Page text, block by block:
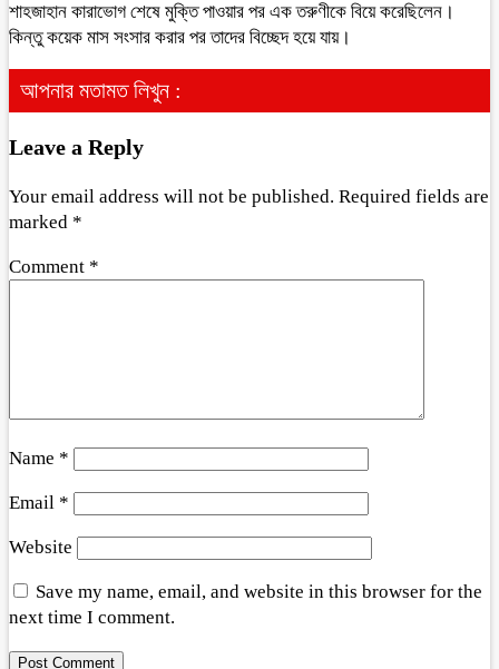
শাহজাহান কারাভোগ শেষে মুক্তি পাওয়ার পর এক তরুণীকে বিয়ে করেছিলেন।
কিন্তু কয়েক মাস সংসার করার পর তাদের বিচ্ছেদ হয়ে যায়।
আপনার মতামত লিখুন :
Leave a Reply
Your email address will not be published. Required fields are
marked *
Comment *
Name *
Email *
Website
Save my name, email, and website in this browser for the
next time I comment.